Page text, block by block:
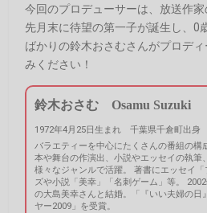
今回のプロデューサーは、放送作家
先月末に待望の第一子が誕生し、0
ばかりの鈴木おさむさんがプロデ
みください！
鈴木おさむ Osamu Suzuki
1972年4月25日生まれ 千葉県千倉町出身
バラエティーを中心にたくさんの番組の構
本や舞台の作演出、小説やエッセイの執筆
様々なジャンルで活躍。 著書にエッセイ
ズや小説「美幸」「名刺ゲーム」等。
の大島美幸さんと結婚。「『いい夫婦の日
ヤー2009」を受賞。